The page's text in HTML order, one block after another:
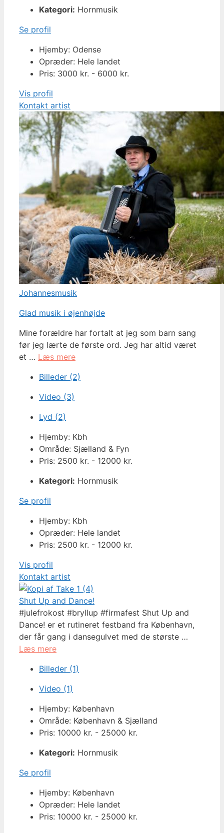
Kategori: Hornmusik
Se profil
Hjemby: Odense
Opræder: Hele landet
Pris: 3000 kr. - 6000 kr.
Vis profil
Kontakt artist
Johannesmusik
Glad musik i øjenhøjde
Mine forældre har fortalt at jeg som barn sang
før jeg lærte de første ord. Jeg har altid været
et … Læs mere
Billeder (2)
Video (3)
Lyd (2)
Hjemby: Kbh
Område: Sjælland & Fyn
Pris: 2500 kr. - 12000 kr.
Kategori: Hornmusik
Se profil
Hjemby: Kbh
Opræder: Hele landet
Pris: 2500 kr. - 12000 kr.
Vis profil
Kontakt artist
Shut Up and Dance!
#julefrokost #bryllup #firmafest Shut Up and
Dance! er et rutineret festband fra København,
der får gang i dansegulvet med de største …
Læs mere
Billeder (1)
Video (1)
Hjemby: København
Område: København & Sjælland
Pris: 10000 kr. - 25000 kr.
Kategori: Hornmusik
Se profil
Hjemby: København
Opræder: Hele landet
Pris: 10000 kr. - 25000 kr.